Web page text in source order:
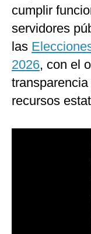
Internacional
Tecnología
Club del Suscriptor
Mix
G de Gestión
cumplir
servidores
las
2026, con el
recursos